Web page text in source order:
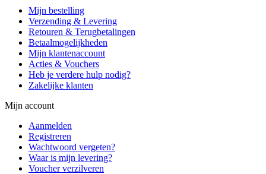
Mijn bestelling
Verzending & Levering
Retouren & Terugbetalingen
Betaalmogelijkheden
Mijn klantenaccount
Acties & Vouchers
Heb je verdere hulp nodig?
Zakelijke klanten
Mijn account
Aanmelden
Registreren
Wachtwoord vergeten?
Waar is mijn levering?
Voucher verzilveren